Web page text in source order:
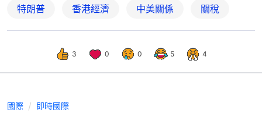
特朗普 香港經濟 中美關係 關稅
3 0 0 5 4
國際 即時國際